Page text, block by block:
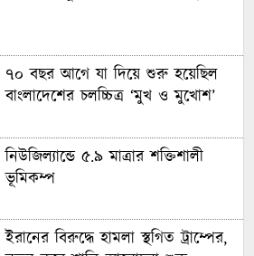
৭০ বছর আগে যা ‍দিয়ে শুরু হয়েছিল
বাংলাদেশের চলচ্চিত্র ‘মুখ ও মুখোশ’
নিউজিল্যান্ডে ৫.৯ মাত্রার শক্তিশালী
ভূমিকম্প
ইরানের বিরুদ্ধে হামলা স্থগিত ট্রাম্পের,